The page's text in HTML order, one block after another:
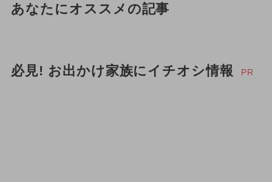
あなたにオススメの記事
必見! お出かけ家族にイチオシ情報 PR